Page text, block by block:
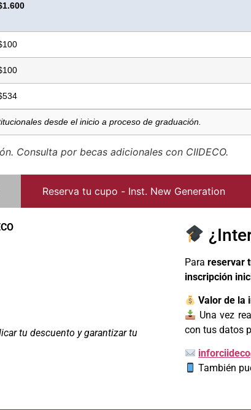
desde el inicio a proceso de graduación.
Consulta por becas adicionales con CIIDECO.
Reserva tu cupo - Inst. New Generation
tu descuento y garantizar tu
Parareservar
inscripción
Valor de la
Una vez
con tus datos
También